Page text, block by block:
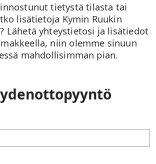
tietystä tilasta tai
lisätietoja Kymin Ruukin
Lähetä yhteystietosi ja lisätiedot
niin olemme sinuun
mahdollisimman pian.